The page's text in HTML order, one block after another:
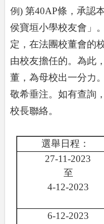
例) 第40AP條，承認
侯寶垣小學校友會」
定，在法團校董會的
由校友擔任的。為此
董，為母校出一分力
敬希垂注。如有查詢
校長聯絡。
選舉日程：
27-11-2023
至
4-12-2023
6-12-2023